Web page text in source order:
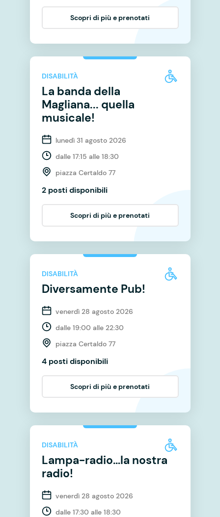
Scopri di più e prenotati
DISABILITÀ
La banda della
Magliana... quella
musicale!
lunedì 31 agosto 2026
dalle 17:15 alle 18:30
piazza Certaldo 77
2 posti disponibili
Scopri di più e prenotati
DISABILITÀ
Diversamente Pub!
venerdì 28 agosto 2026
dalle 19:00 alle 22:30
piazza Certaldo 77
4 posti disponibili
Scopri di più e prenotati
DISABILITÀ
Lampa-radio…la nostra
radio!
venerdì 28 agosto 2026
dalle 17:30 alle 18:30